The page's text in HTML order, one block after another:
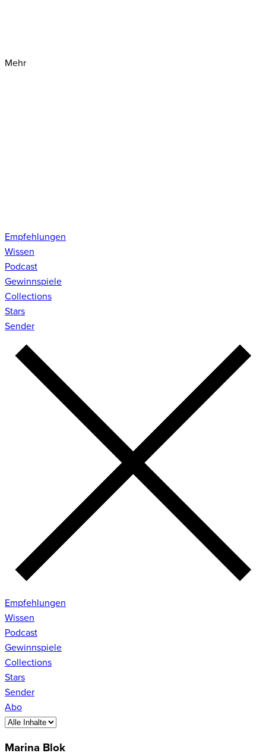
Mehr
Empfehlungen
Wissen
Podcast
Gewinnspiele
Collections
Stars
Sender
Empfehlungen
Wissen
Podcast
Gewinnspiele
Collections
Stars
Sender
Abo
Marina Blok